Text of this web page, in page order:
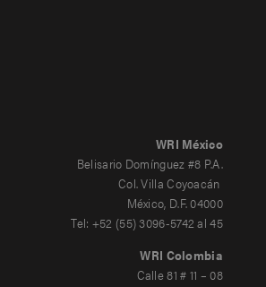
WRI México
Belisario Domínguez #8 P.A.
Col. Villa Coyoacán
México, D.F. 04000
Tel: +52 (55) 3096-5742 al 45
WRI Colombia
Calle 81 # 11 – 08